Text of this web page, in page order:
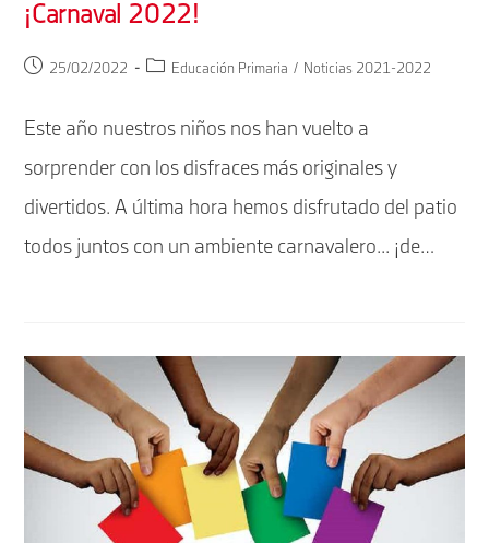
¡Carnaval 2022!
Publicación
entrada:
25/02/2022
Categoría
entrada:
Educación Primaria / Noticias 2021-2022
Este año nuestros niños nos han vuelto a
sorprender con los disfraces más originales y
divertidos. A última hora hemos disfrutado del patio
todos juntos con un ambiente carnavalero... ¡de…